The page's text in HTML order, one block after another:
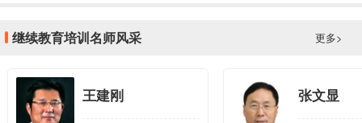
继续教育培训名师风采 更多>
王建刚 张文显